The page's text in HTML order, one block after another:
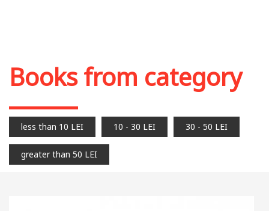
Books from category
less than 10 LEI 10 - 30 LEI 30 - 50 LEI
greater than 50 LEI